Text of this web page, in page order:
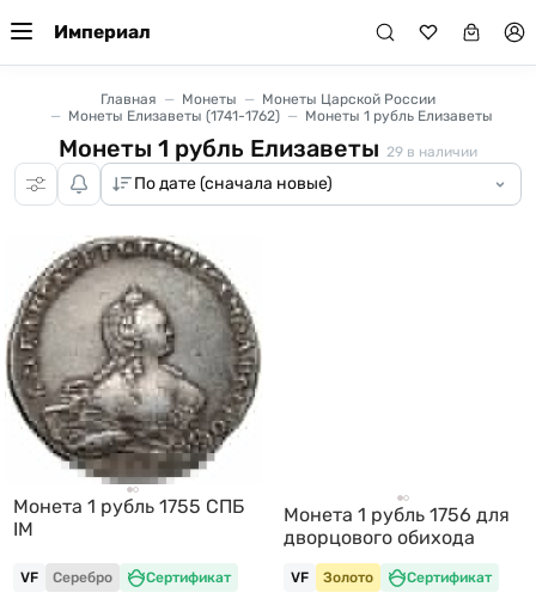
Империал
Главная Монеты
Монеты Царской России
Монеты Елизаветы (1741-1762)
Монеты 1 рубль Елизаветы
Монеты 1 рубль Елизаветы 29 в наличии
Монета 1 рубль 1755 СПБ
IM
VF Серебро Сертификат
Монета 1 рубль 1756 для
дворцового обихода
VF Золото Сертификат